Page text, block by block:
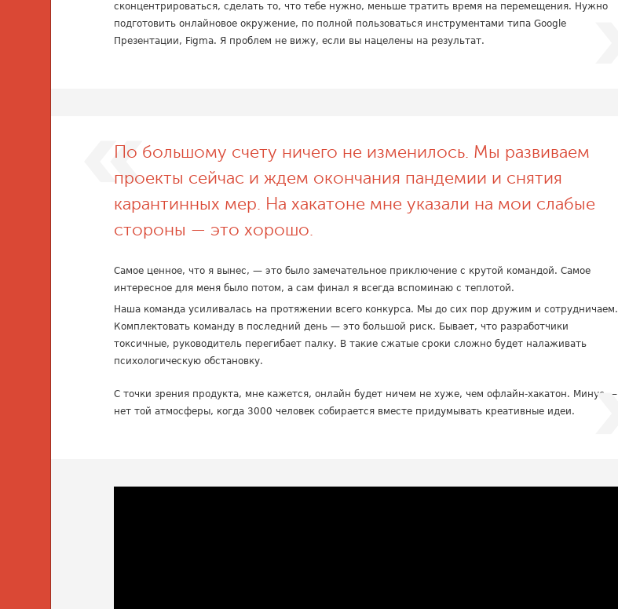
сконцентрироваться, сделать то, что тебе нужно, меньше тратить время на перемещения. Нужно
подготовить онлайновое окружение, по полной пользоваться инструментами типа Google
Презентации, Figma. Я проблем не вижу, если вы нацелены на результат.
По большому счету ничего не изменилось. Мы развиваем
проекты сейчас и ждем окончания пандемии и снятия
карантинных мер. На хакатоне мне указали на мои слабые
стороны — это хорошо.
Самое ценное, что я вынес, — это было замечательное приключение с крутой командой. Самое
интересное для меня было потом, а сам финал я всегда вспоминаю с теплотой.
Наша команда усиливалась на протяжении всего конкурса. Мы до сих пор дружим и сотрудничаем.
Комплектовать команду в последний день — это большой риск. Бывает, что разработчики
токсичные, руководитель перегибает палку. В такие сжатые сроки сложно будет налаживать
психологическую обстановку.
С точки зрения продукта, мне кажется, онлайн будет ничем не хуже, чем офлайн-хакатон. Минус —
нет той атмосферы, когда 3000 человек собирается вместе придумывать креативные идеи.